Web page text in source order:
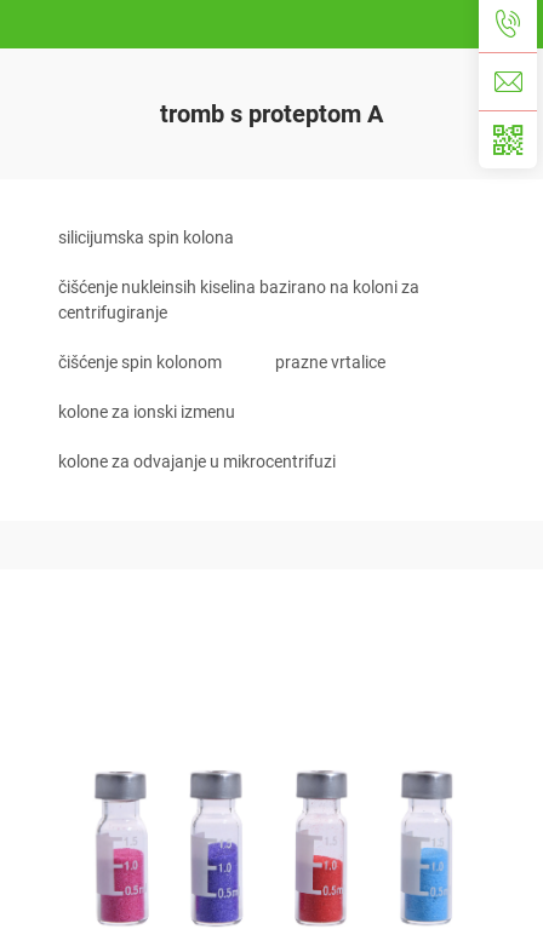
tromb s proteptom A
silicijumska spin kolona
čišćenje nukleinsih kiselina bazirano na koloni za
centrifugiranje
čišćenje spin kolonom prazne vrtalice
kolone za ionski izmenu
kolone za odvajanje u mikrocentrifuzi